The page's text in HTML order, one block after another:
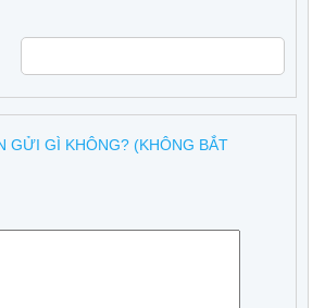
GỬI GÌ KHÔNG? (KHÔNG BẮT